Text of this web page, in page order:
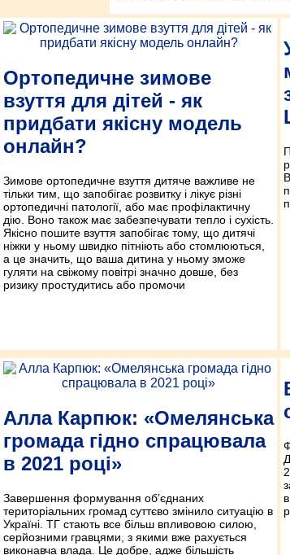
Ортопедичне зимове
взуття для дітей - як
придбати якісну модель
онлайн?
Зимове ортопедичне взуття дитяче важливе не
тільки тим, що запобігає розвитку і лікує різні
ортопедичні патології, або має профілактичну
дію. Воно також має забезпечувати тепло і сухість.
Якісно пошите взуття запобігає тому, що дитячі
ніжки у ньому швидко пітніють або стомлюються,
а це значить, що ваша дитина у ньому зможе
гуляти на свіжому повітрі значно довше, без
ризику простудитись або промочи
Алла Карпюк: «Омелянська
громада гідно спрацювала
в 2021 році»
Завершення формування об’єднаних
територіальних громад суттєво змінило ситуацію в
Україні. ТГ стають все більш впливовою силою,
серйозними гравцями, з якими вже рахується
виконавча влада. Це добре, адже більшість